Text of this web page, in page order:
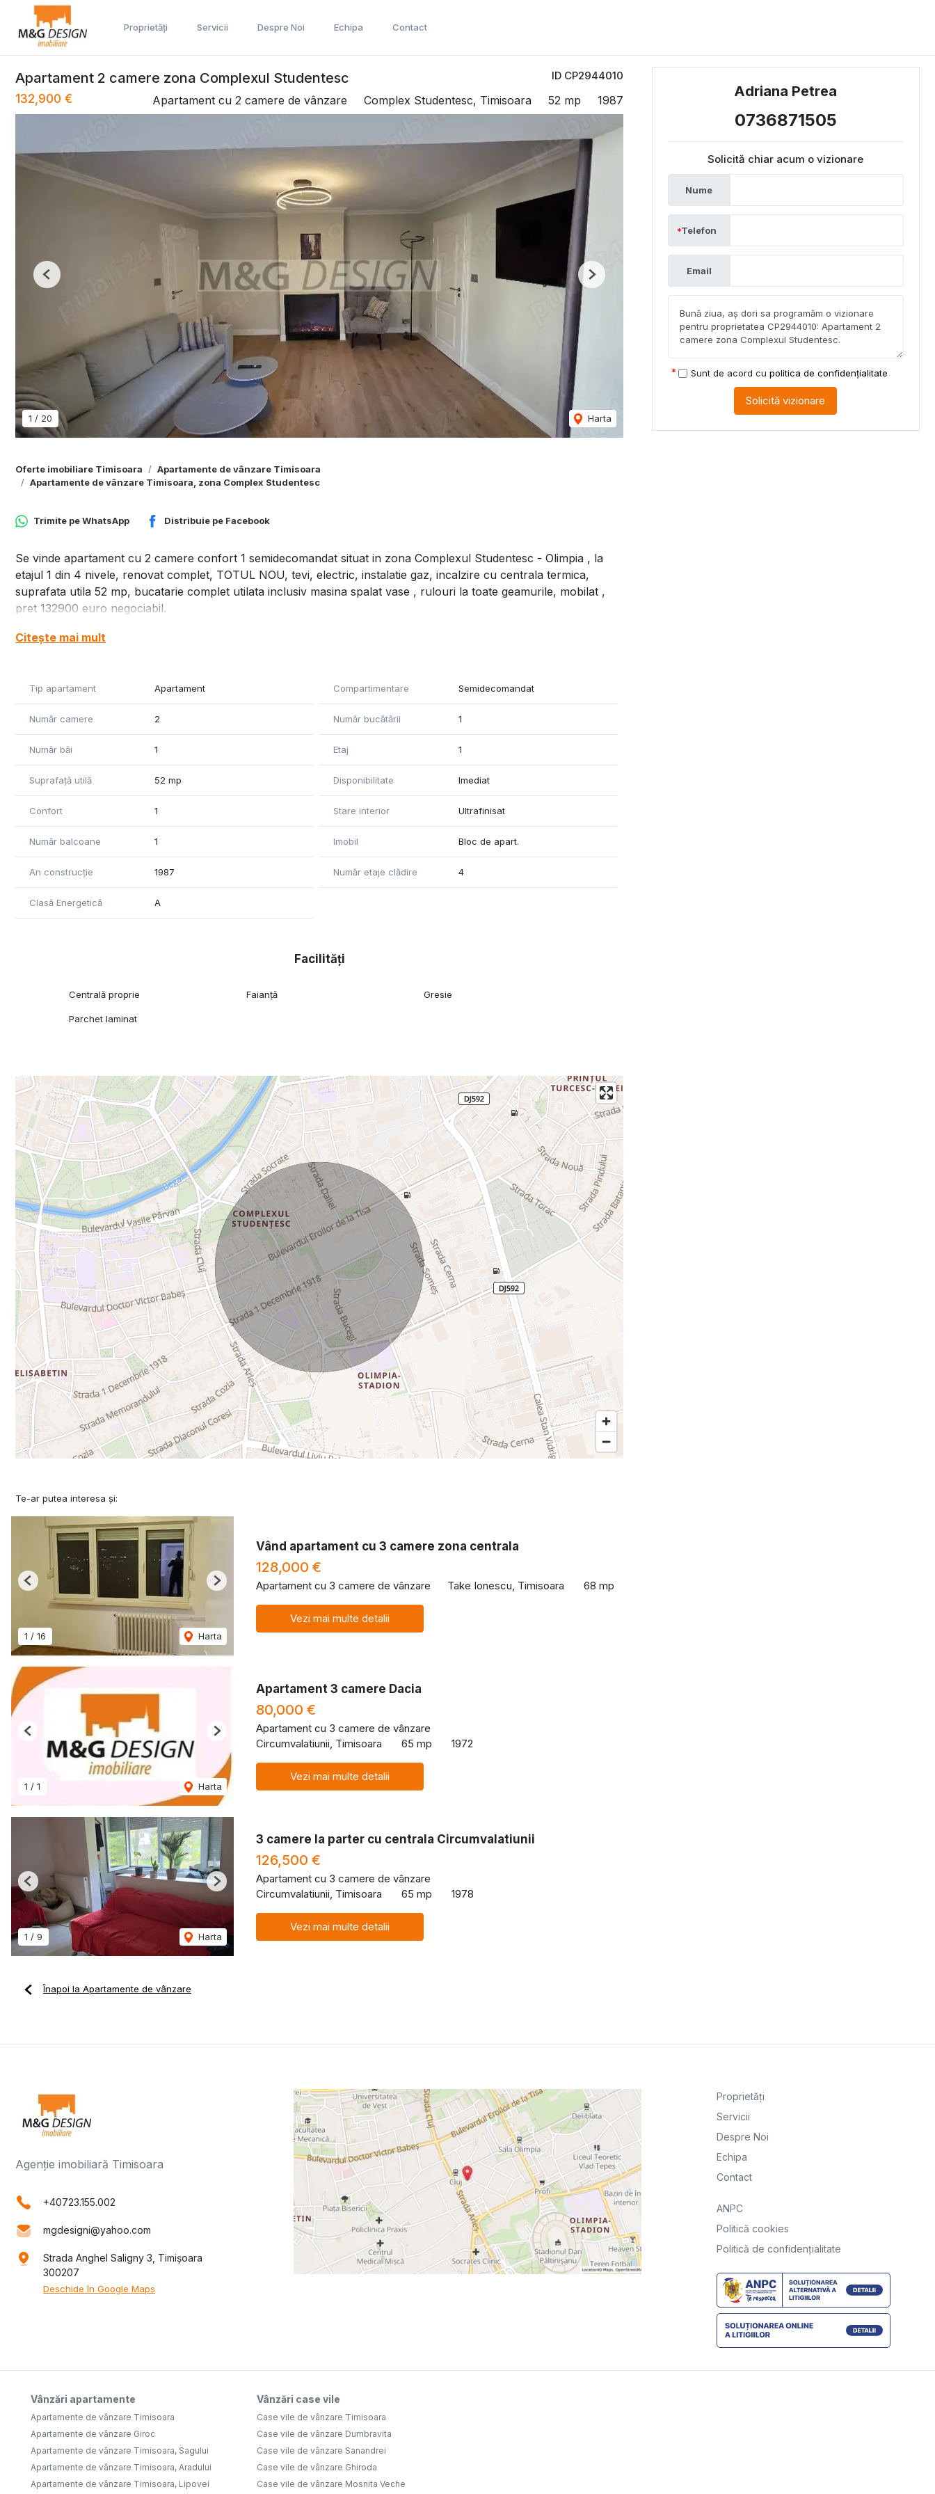
Proprietăți Servicii Despre Noi Echipa Contact
ID CP2944010
Apartament 2 camere zona Complexul Studentesc
132,900 € Apartament cu 2 camere de vânzare Complex Studentesc, Timisoara 52 mp 1987
1 / 20 Harta
Previous Next
Oferte imobiliare Timisoara
Apartamente de vânzare Timisoara
Apartamente de vânzare Timisoara, zona Complex Studentesc
Trimite peWhatsApp Distribuie pe Facebook
Se vinde apartament cu 2 camere confort 1 semidecomandat situat in zona Complexul Studentesc - Olimpia , la
etajul 1 din 4 nivele, renovat complet, TOTUL NOU, tevi, electric, instalatie gaz, incalzire cu centrala termica,
suprafata utila 52 mp, bucatarie complet utilata inclusiv masina spalat vase , rulouri la toate geamurile, mobilat ,
pret 132900 euro negociabil.
Citește mai mult
Tip apartament Apartament Compartimentare Semidecomandat
Număr camere 2 Număr bucătării 1
Număr băi 1 Etaj 1
Suprafață utilă 52 mp Disponibilitate Imediat
Confort 1 Stare interior Ultrafinisat
Număr balcoane 1 Imobil Bloc de apart.
An construcție 1987 Număr etaje clădire 4
Clasă Energetică A
Facilități
Centrală proprie Faianță Gresie
Parchet laminat
Adriana Petrea
0736871505
Solicită chiar acum o vizionare
Nume
Telefon
Email
Sunt de acord cu politica de confidențialitate
Solicită vizionare
Te-ar putea interesa și:
1 / 16 Harta
Previous Next
Vând apartament cu 3 camere zona centrala
128,000 €
Apartament cu 3 camere de vânzare Take Ionescu, Timisoara 68 mp
Vezi mai multe detalii
1 / 1 Harta
Previous Next
Apartament 3 camere Dacia
80,000 €
Apartament cu 3 camere de vânzare
Circumvalatiunii, Timisoara
65 mp 1972
Vezi mai multe detalii
1 / 9 Harta
Previous Next
3 camere la parter cu centrala Circumvalatiunii
126,500 €
Apartament cu 3 camere de vânzare
Circumvalatiunii, Timisoara
65 mp 1978
Vezi mai multe detalii
Înapoi la Apartamente de vânzare
Agenție imobiliară Timisoara
+40723.155.002
mgdesigni@yahoo.com
Strada Anghel Saligny 3, Timișoara
300207
Deschide în Google Maps
Proprietăți
Servicii
Despre Noi
Echipa
Contact
ANPC
Politică cookies
Politică de confidențialitate
Vânzări apartamente
Apartamente de vânzare Timisoara
Apartamente de vânzare Giroc
Apartamente de vânzare Timisoara, Sagului
Apartamente de vânzare Timisoara, Aradului
Apartamente de vânzare Timisoara, Lipovei
Vânzări case vile
Case vile de vânzare Timisoara
Case vile de vânzare Dumbravita
Case vile de vânzare Sanandrei
Case vile de vânzare Ghiroda
Case vile de vânzare Mosnita Veche